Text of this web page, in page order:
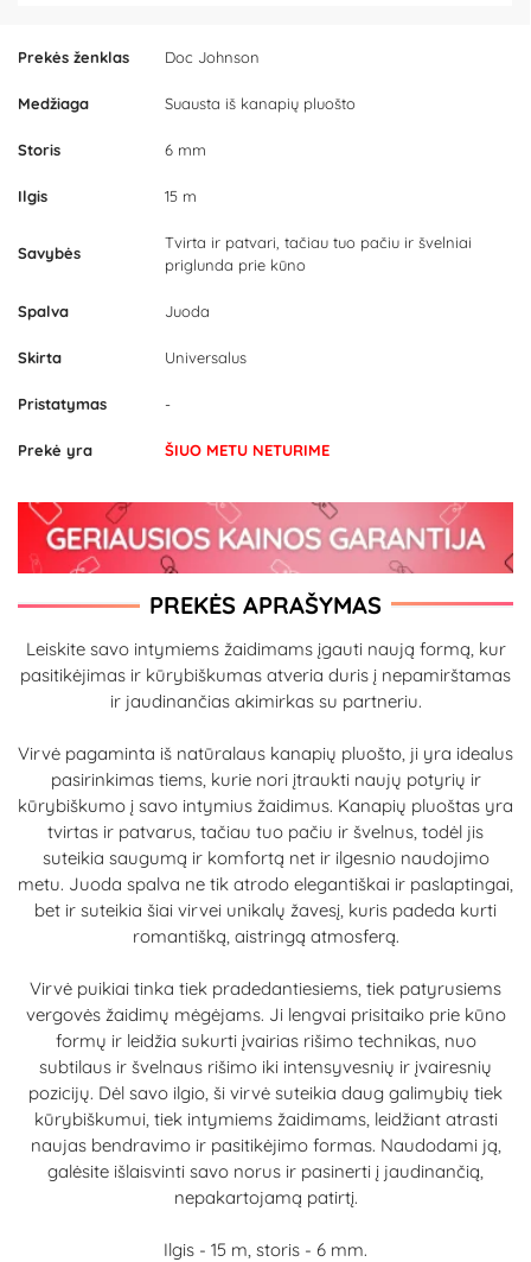
Prekės ženklas Doc Johnson
Medžiaga Suausta iš kanapių pluošto
Storis 6 mm
Ilgis 15 m
Savybės
Tvirta ir patvari, tačiau tuo pačiu ir švelniai
priglunda prie kūno
Spalva Juoda
Skirta Universalus
Pristatymas -
Prekė yra ŠIUO METU NETURIME
PREKĖS APRAŠYMAS
Leiskite savo intymiems žaidimams įgauti naują formą, kur
pasitikėjimas ir kūrybiškumas atveria duris į nepamirštamas
ir jaudinančias akimirkas su partneriu.
Virvė pagaminta iš natūralaus kanapių pluošto, ji yra idealus
pasirinkimas tiems, kurie nori įtraukti naujų potyrių ir
kūrybiškumo į savo intymius žaidimus. Kanapių pluoštas yra
tvirtas ir patvarus, tačiau tuo pačiu ir švelnus, todėl jis
suteikia saugumą ir komfortą net ir ilgesnio naudojimo
metu. Juoda spalva ne tik atrodo elegantiškai ir paslaptingai,
bet ir suteikia šiai virvei unikalų žavesį, kuris padeda kurti
romantišką, aistringą atmosferą.
Virvė puikiai tinka tiek pradedantiesiems, tiek patyrusiems
vergovės žaidimų mėgėjams. Ji lengvai prisitaiko prie kūno
formų ir leidžia sukurti įvairias rišimo technikas, nuo
subtilaus ir švelnaus rišimo iki intensyvesnių ir įvairesnių
pozicijų. Dėl savo ilgio, ši virvė suteikia daug galimybių tiek
kūrybiškumui, tiek intymiems žaidimams, leidžiant atrasti
naujas bendravimo ir pasitikėjimo formas. Naudodami ją,
galėsite išlaisvinti savo norus ir pasinerti į jaudinančią,
nepakartojamą patirtį.
Ilgis - 15 m, storis - 6 mm.